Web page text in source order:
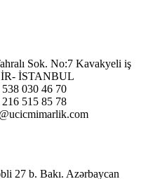
Sok. No:7 Kavakyeli iş
İSTANBUL
030 46 70
515 85 78
27 b. Bakı. Azərbaycan